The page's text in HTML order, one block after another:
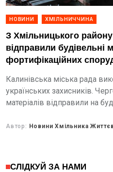
НОВИНИ ХМІЛЬНИЧЧИНА
З Хмільницького
відправили будівельні
фортифікаційних
Калинівська міська рада
українських захисників.
матеріалів відправили на
Автор: Новини Хмільника
СЛІДКУЙ ЗА НАМИ